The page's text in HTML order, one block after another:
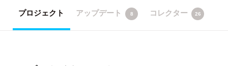
プロジェクト アップデート 8 コレクター 26